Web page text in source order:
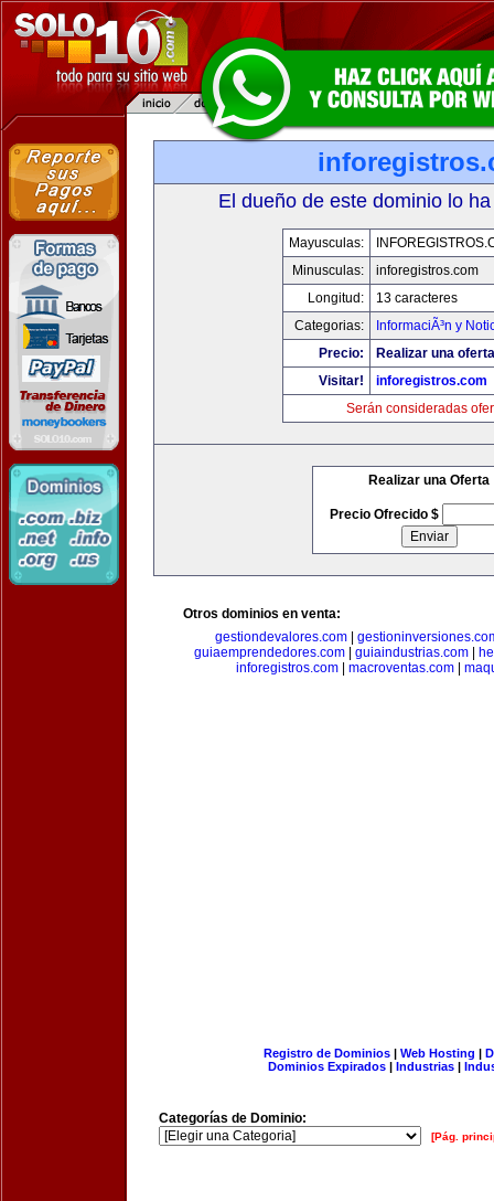
El dueño de este dominio lo
Mayusculas:
Minusculas:
inforegistros.com
Longitud:
13 caracteres
Categorias:
InformaciÃ³n y
Precio:
Realizar una
Visitar!
inforegistros.com
Serán consideradas
Realizar una Oferta
Precio Ofrecido $
Otros dominios en venta:
gestiondevalores.com|
guiaemprendedores.com
guiaindustrias.com
inforegistros.com| macroventas.com|
Registro de Dominios| Web Hosting |
Dominios Expirados | Industrias |
Categorías de Dominio:
[Pág.